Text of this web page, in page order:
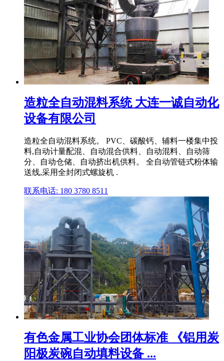
造粒全自动混料系统 大连一诚自动化
设备有限公司
造粒全自动混料系统。 PVC、碳酸钙、辅料一楼集中投
料,自动计量配混、自动混合供料、自动混料、自动筛
分、自动仓储、自动挤出机供料。 全自动管链式粉体输
送线,采用全封闭式螺旋机 .
联系电话: 180 3780 8511
有色金属工业协会团体标准 《铝用炭
阳极炭碗自动填料设备 ...